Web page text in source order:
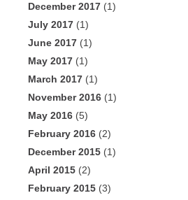
December 2017 (1)
July 2017 (1)
June 2017 (1)
May 2017 (1)
March 2017 (1)
November 2016 (1)
May 2016 (5)
February 2016 (2)
December 2015 (1)
April 2015 (2)
February 2015 (3)